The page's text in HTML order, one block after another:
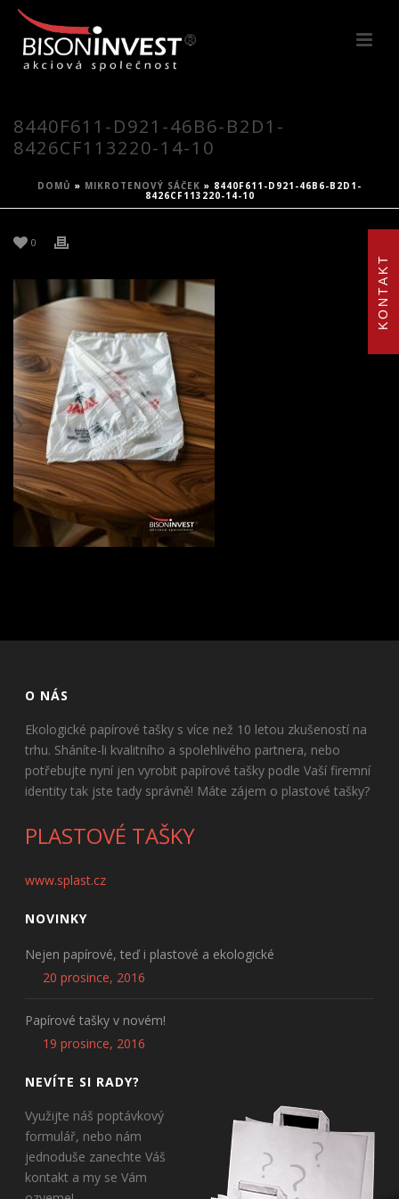
KONTAKT
8440F611-D921-46B6-B2D1-
8426CF113220-14-10
DOMŮ » MIKROTENOVÝ SÁČEK » 8440F611-D921-46B6-B2D1-
8426CF113220-14-10
0
O NÁS
Ekologické papírové tašky s více než 10 letou zkušeností na
trhu. Sháníte-li kvalitního a spolehlivého partnera, nebo
potřebujte nyní jen vyrobit papírové tašky podle Vaší firemní
identity tak jste tady správně! Máte zájem o plastové tašky?
PLASTOVÉ TAŠKY
www.splast.cz
NOVINKY
Nejen papírové, teď i plastové a ekologické
20 prosince, 2016
Papírové tašky v novém!
19 prosince, 2016
NEVÍTE SI RADY?
Využijte náš poptávkový
formulář, nebo nám
jednoduše zanechte Váš
kontakt a my se Vám